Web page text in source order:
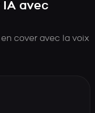
avec
cover avec la voix